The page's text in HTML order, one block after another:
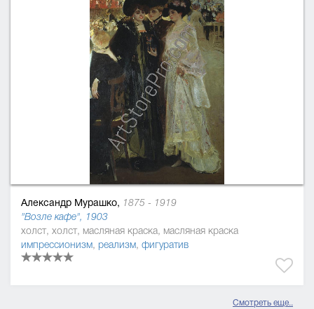
Александр Мурашко, 1875 - 1919
"Возле кафе", 1903
холст, холст, масляная краска, масляная краска
импрессионизм, реализм, фигуратив
Смотреть еще..